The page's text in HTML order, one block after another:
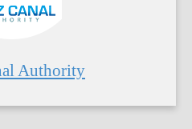
Authority